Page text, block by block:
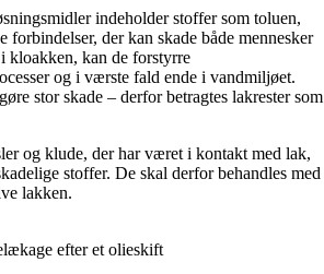
indeholder stoffer som toluen,
forbindelser, der kan skade både mennesker
kloakken, kan de forstyrre
og i værste fald ende i vandmiljøet.
stor skade – derfor betragtes lakrester som
og klude, der har været i kontakt med lak,
stoffer. De skal derfor behandles med
lakken.
efter et olieskift